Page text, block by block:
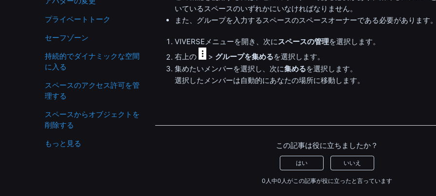
プライベートトーク
セーフゾーン
持続的でダイナミックな空間
に入る
スペースのアクセス許可を管
理する
スペースからオブジェクトを
削除する
もっと見る
いているスペースのいずれかにいなければなりません。
また、グループを入力するスペースのスペースオーナーである必要があります。
VIVERSEメニューを開き、次にスペースの管理を選択します。
右上の
> グループを集めるを選択します。
集めたいメンバーを選択し、次に集めるを選択します。
選択したメンバーは自動的にあなたの場所に移動します。
この記事は役に立ちましたか？
はい いいえ
0人中0人がこの記事が役に立ったと言っています